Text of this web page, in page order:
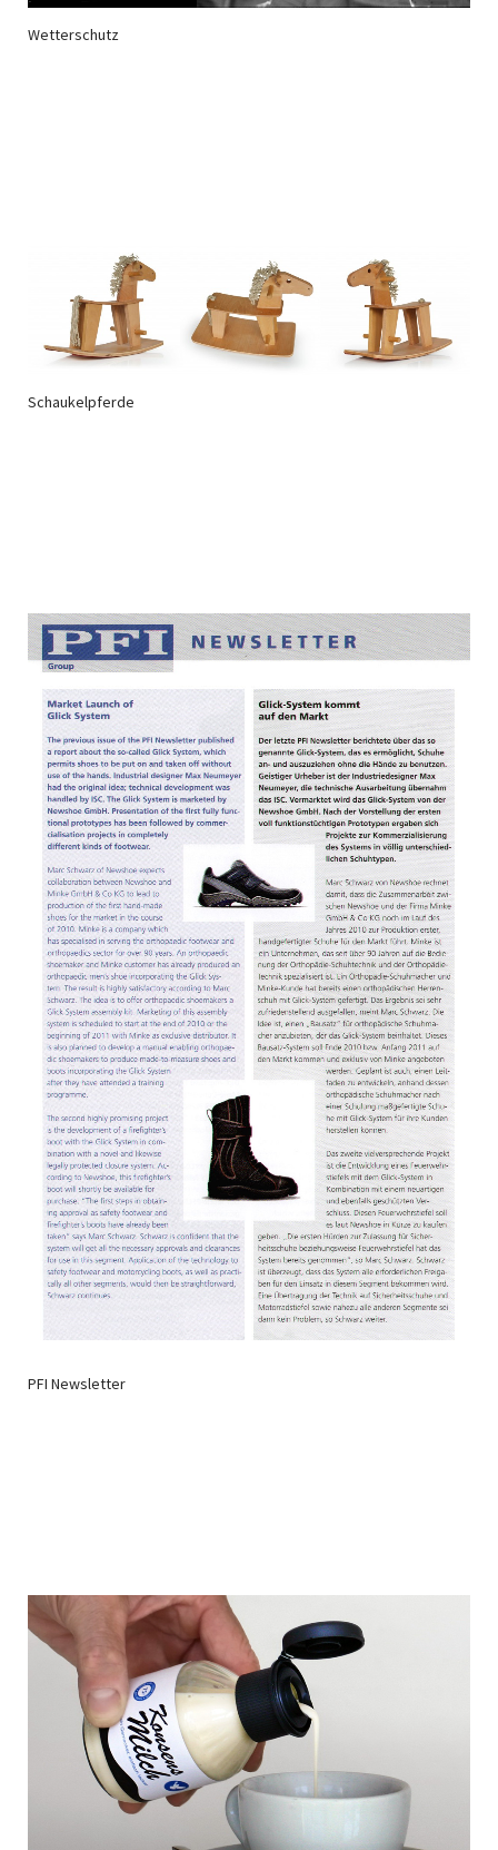
Wetterschutz
Schaukelpferde
PFI Newsletter